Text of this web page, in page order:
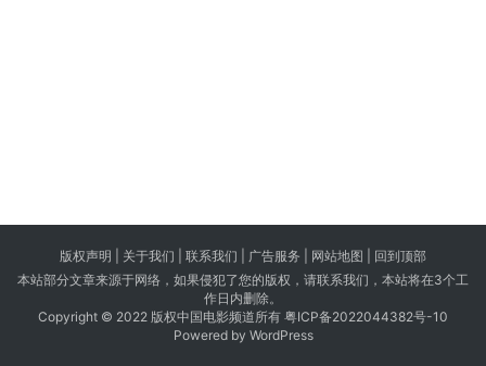
版权声明 | 关于我们 联系我们 | 广告服务 | 网站地图 | 回到顶部
本站部分文章来源于网络，如果侵犯了您的版权，请联系我们，本站将在3个工
作日内删除。
Copyright © 2022 版权中国电影频道所有 粤ICP备2022044382号-10
Powered by WordPress